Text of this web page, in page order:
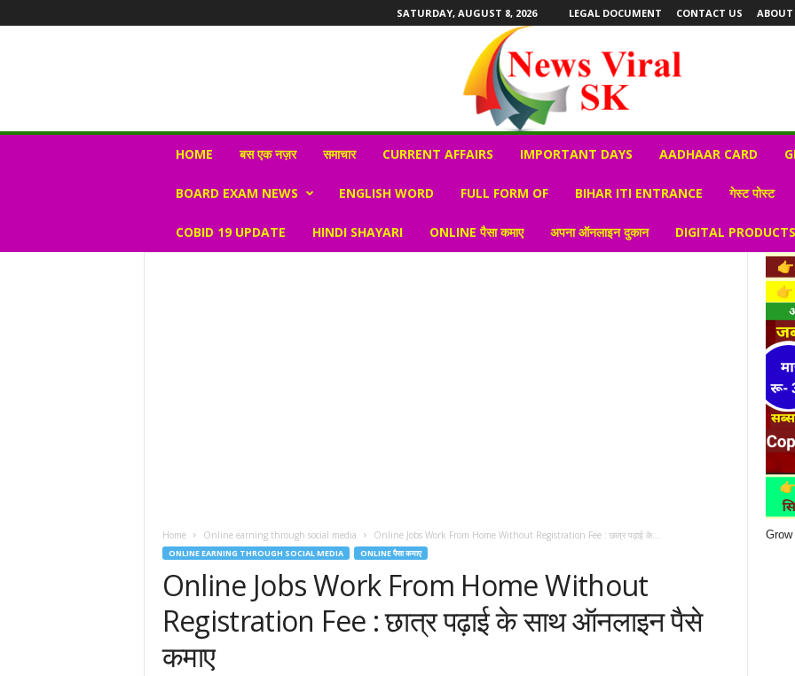
SATURDAY, AUGUST 8, 2026 LEGAL DOCUMENT CONTACT US ABOUT
r
HOME बस एक नज़र समाचार CURRENT AFFAIRS IMPORTANT DAYS AADHAAR CARD
BOARD EXAM NEWS ENGLISH WORD FULL FORM OF BIHAR ITI ENTRANCE गेस्ट पोस्ट
COBID 19 UPDATE HINDI SHAYARI ONLINE पैसा कमाए अपना ऑनलाइन दुकान DIGITAL
Home Online earning through social media Online Jobs Work From Home Without Registration Fee : छात्र पढ़ाई के...
ONLINE EARNING THROUGH SOCIAL MEDIA ONLINE पैसा कमाए
Online Jobs Work From Home Without
Registration Fee : छात्र पढ़ाई के साथ ऑनलाइन पैसे
कमाए